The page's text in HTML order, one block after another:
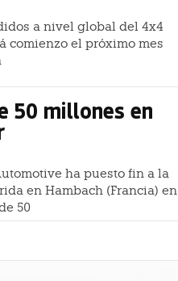
a nivel global del 4x4
comienzo el próximo mes
50 millones en
ha puesto fin a la
en Hambach (Francia) en
50